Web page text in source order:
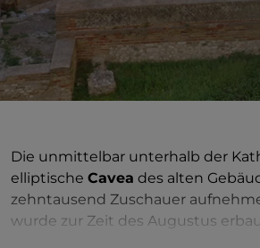
Die unmittelbar unterhalb der
elliptische Cavea des alten
zehntausend Zuschauer
wurde zur Zeit des Augustus